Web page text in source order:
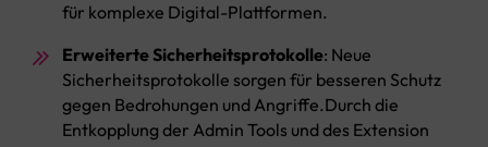
für komplexe Digital-Plattformen.
Erweiterte Sicherheitsprotokolle: Neue
Sicherheitsprotokolle sorgen für besseren Schutz
gegen Bedrohungen und Angriffe.Durch die
Entkopplung der Admin Tools und des Extension